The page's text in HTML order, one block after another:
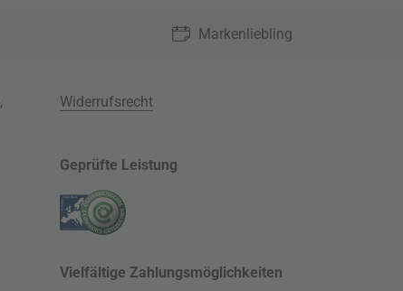
Markenliebling
,
Widerrufsrecht
Geprüfte Leistung
Vielfältige Zahlungsmöglichkeiten